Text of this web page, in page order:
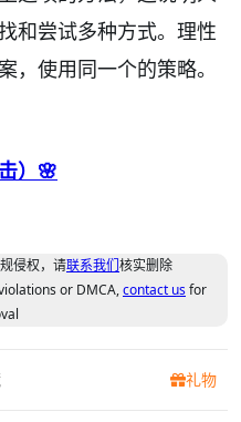
和尝试多种方式。理性
，使用同一个的策略。
）🌸
侵权，请联系我们核实删除
or DMCA,contact usfor
礼物